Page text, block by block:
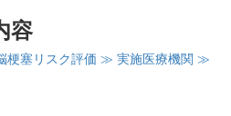
容
塞リスク評価 ≫ 実施医療機関 ≫